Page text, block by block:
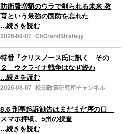
防衛費増額のウラで削られる未来 教
育という最強の国防を忘れた
...続きを読む
2026-08-07 ChGrandStrategy
特番『クリスノース氏に訊く その
２ ウクライナ戦争はなぜ終わ
...続きを読む
2026-08-07 松田政策研究所チャンネル
8.6 刑事起訴勧告はまだまだ序の口
スマホ押収、5州の捜査
...続きを読む